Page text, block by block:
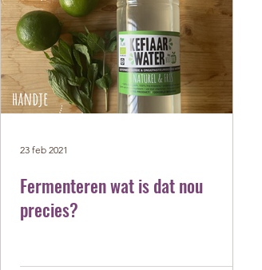
Fermenteren wat is dat nou
precies?
23 feb 2021